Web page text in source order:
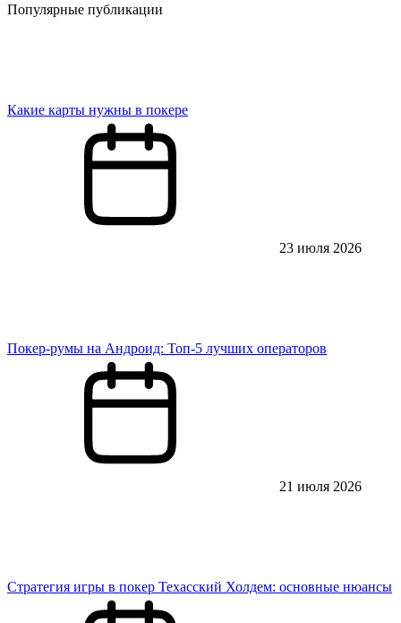
Популярные публикации
Какие карты нужны в покере
23 июля 2026
Покер-румы на Андроид: Топ-5 лучших операторов
21 июля 2026
Стратегия игры в покер Техасский Холдем: основные нюансы